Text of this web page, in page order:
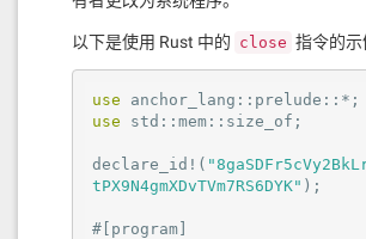
以下是使用 Rust 中的 close 指令的示
use
use std::mem::size_of;
declare_id!(
tPX9N4gmXDvTVm7RS6DYK" );
#[program]